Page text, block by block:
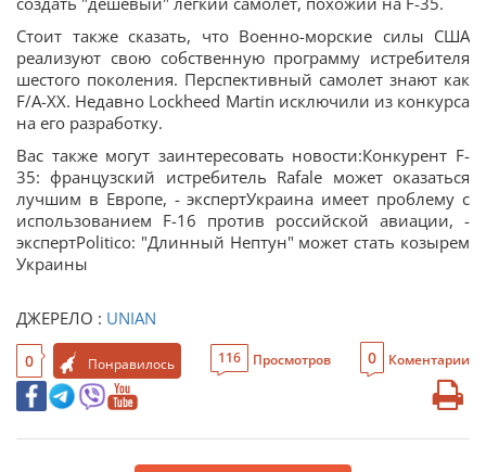
Стоит также сказать, что Военно-морские силы США
реализуют свою собственную программу истребителя
шестого поколения. Перспективный самолет знают как
F/A-XX. Недавно Lockheed Martin исключили из конкурса
на его разработку.
Вас также могут заинтересовать новости:Конкурент F-
35: французский истребитель Rafale может оказаться
лучшим в Европе, - экспертУкраина имеет проблему с
использованием F-16 против российской авиации, -
экспертPolitico: "Длинный Нептун" может стать козырем
Украины
ДЖЕРЕЛО : UNIAN
0 Понравилось 116 Просмотров 0 Коментарии